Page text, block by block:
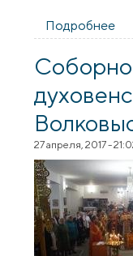
Подробнее
27 апреля, 2017 -